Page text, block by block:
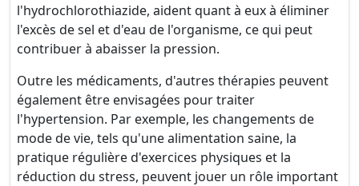
l'hydrochlorothiazide, aident quant à eux à éliminer
l'excès de sel et d'eau de l'organisme, ce qui peut
contribuer à abaisser la pression.
Outre les médicaments, d'autres thérapies peuvent
également être envisagées pour traiter
l'hypertension. Par exemple, les changements de
mode de vie, tels qu'une alimentation saine, la
pratique régulière d'exercices physiques et la
réduction du stress, peuvent jouer un rôle important